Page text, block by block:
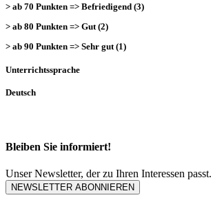
> ab 70 Punkten => Befriedigend (3)
> ab 80 Punkten => Gut (2)
> ab 90 Punkten => Sehr gut (1)
Unterrichtssprache
Deutsch
Bleiben Sie informiert!
Unser Newsletter, der zu Ihren Interessen passt.
NEWSLETTER ABONNIEREN